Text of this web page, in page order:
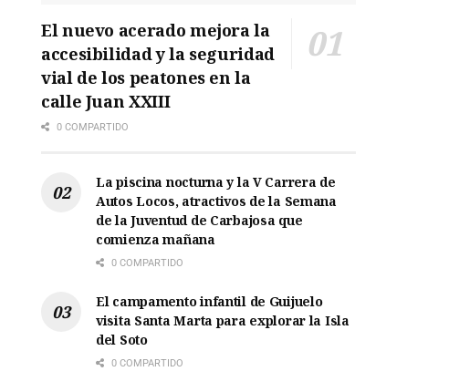
El nuevo acerado mejora la
accesibilidad y la seguridad
vial de los peatones en la
calle Juan XXIII
0 COMPARTIDO
La piscina nocturna y la V Carrera de
Autos Locos, atractivos de la Semana
de la Juventud de Carbajosa que
comienza mañana
0 COMPARTIDO
El campamento infantil de Guijuelo
visita Santa Marta para explorar la Isla
del Soto
0 COMPARTIDO